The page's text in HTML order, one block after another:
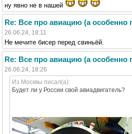
ну явно не в нашей
Re: Все про авиацию (а особенно
26.06.24, 18:11
Не мечите бисер перед свиньёй.
Re: Все про авиацию (а особенно
26.06.24, 18:26
Из Москвы писал(а):
Будет ли у России свой авиадвигатель?